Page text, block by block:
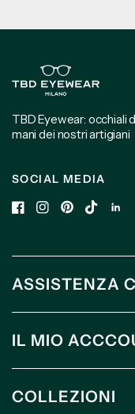
TBD Eyewear: occhiali
mani dei nostri artigiani
SOCIAL MEDIA
ASSISTENZA
IL MIO
COLLEZIONI